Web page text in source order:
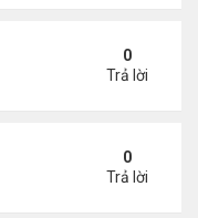
0
Trả lời
0
Trả lời